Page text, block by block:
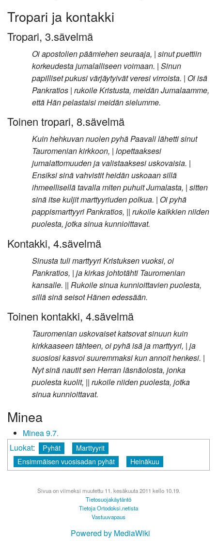
Tropari ja kontakki
Tropari, 3.sävelmä
Oi apostolien päämiehen seuraaja, | sinut puettiin
korkeudesta jumalalliseen voimaan. | Sinun
papilliset pukusi värjäytyivät veresi virroista. | Oi isä
Pankratios | rukoile Kristusta, meidän Jumalaamme,
että Hän pelastaisi meidän sielumme.
Toinen tropari, 8.sävelmä
Kuin hehkuvan nuolen pyhä Paavali lähetti sinut
Tauromenian kirkkoon, | lopettaaksesi
jumalattomuuden ja valistaaksesi uskovaisia. |
Ensiksi sinä vahvistit heidän uskoaan sillä
ihmeellisellä tavalla miten puhuit Jumalasta, | sitten
sinä itse kuljit marttyyriuden polkua. | Oi pyhä
pappismarttyyri Pankratios, || rukoile kaikkien niiden
puolesta, jotka sinua kunnioittavat.
Kontakki, 4.sävelmä
Sinusta tuli marttyyri Kristuksen vuoksi, oi
Pankratios, | ja kirkas johtotähti Tauromenian
kansalle. || Rukoile sinua kunnioittavien puolesta,
sillä sinä seisot Hänen edessään.
Toinen kontakki, 4.sävelmä
Tauromenian uskovaiset katsovat sinuun kuin
kirkkaaseen tähteen, oi pyhä isä ja marttyyri, | ja
suosiosi kasvoi suuremmaksi kun annoit henkesi. |
Nyt sinä nautit sen Herran läsnäolosta, jonka
puolesta kuolit, || rukoile niiden puolesta, jotka
sinua kunnioittavat.
Minea
Minea 9.7.
Luokat: Pyhät
Marttyyrit
Ensimmäisen vuosisadan pyhät
Heinäkuu
Sivua on viimeksi muutettu 11. kesäkuuta 2011 kello 10.19.
Tietosuojakäytäntö
Tietoja Ortodoksi.netista
Vastuuvapaus
Powered by MediaWiki